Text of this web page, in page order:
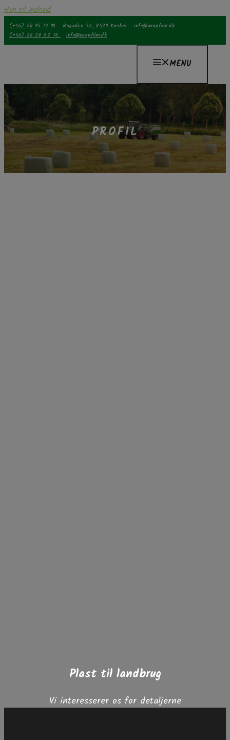
Hop til indhold
(+45) 20 95 12 00 Bygaden 32, 8420 Knebel
info@wrapfilm.dk
(+45) 20 28 62 76
info@wrapfilm.dk
MENU
PROFIL
Plast til landbrug
Vi interesserer os for detaljerne